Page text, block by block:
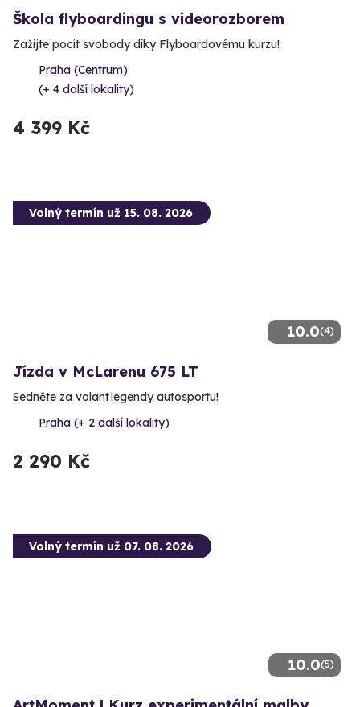
Škola flyboardingu s videorozborem
Zažijte pocit svobody díky Flyboardovému kurzu!
Praha (Centrum)
(+ 4 další lokality)
4 399 Kč
10.0(4)
Volný termín už 15. 08. 2026
Jízda v McLarenu 675 LT
Sedněte za volant legendy autosportu!
Praha (+ 2 další lokality)
2 290 Kč
10.0(5)
Volný termín už 07. 08. 2026